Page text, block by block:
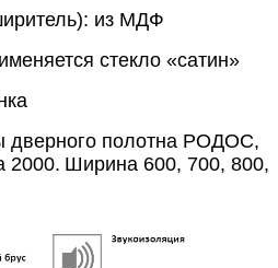
из МДФ
стекло «сатин»
дверного полотна РОДОС,
2000. Ширина 600, 700, 800,